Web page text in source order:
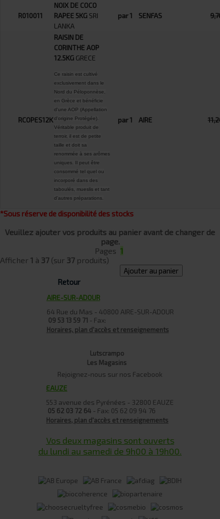
R010011
NOIX DE COCO
RAPEE 5KG SRI
LANKA
par 1 SENFAS
RCOPES12K
RAISIN DE
CORINTHE AOP
12.5KG GRECE
Ce raisin est cultivé
exclusivement dans le
Nord du Péloponnèse,
en Grèce et bénéficie
d'une AOP (Appellation
d'origine Protégée).
Véritable produit de
terroir, il est de petite
taille et doit sa
renommée à ses arômes
uniques. Il peut être
consommé tel quel ou
incorporé dans des
taboulés, mueslis et tant
d'autres préparations.
par 1 AIRE
*Sous réserve de disponibilité des stocks
Veuillez ajouter vos produits au panier avant de changer de
page.
Pages 1
Afficher 1 à 37 (sur 37 produits)
Ajouter au panier
Retour
AIRE-SUR-ADOUR
64 Rue du Mas - 40800 AIRE-SUR-ADOUR
09 53 13 59 71 - Fax:
Horaires, plan d'accès et renseignements
Lutscrampo
Les Magasins
Rejoignez-nous sur nos Facebook
EAUZE
553 avenue des Pyrénées - 32800 EAUZE
05 62 03 72 64 - Fax: 05 62 09 94 76
Horaires, plan d'accès et renseignements
Vos deux magasins sont ouverts
du lundi au samedi de 9h00 à 19h00.